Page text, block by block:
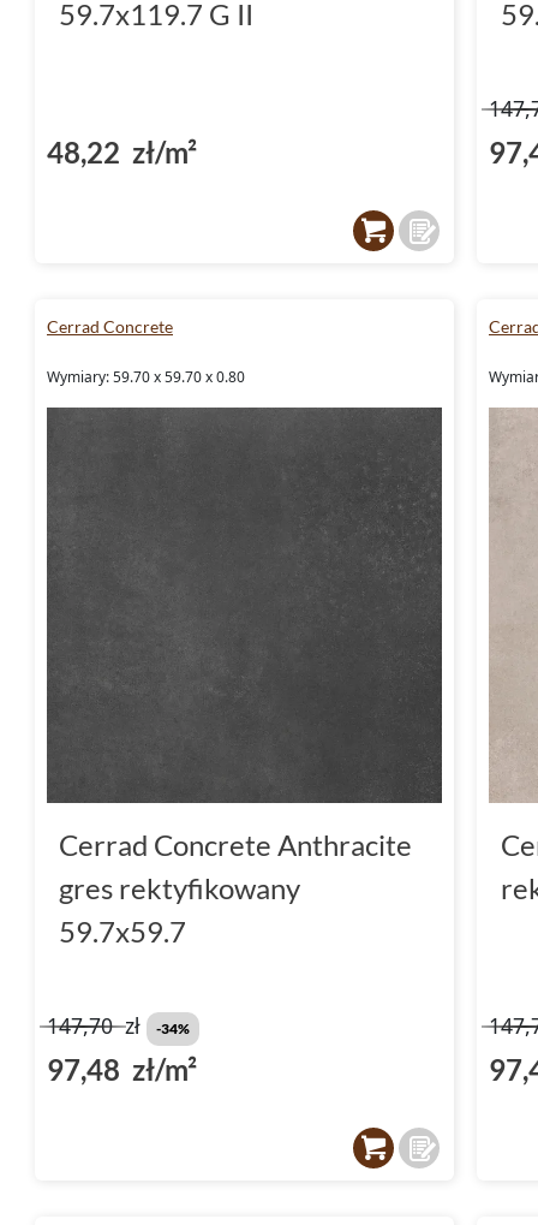
59.7x119.7 G II
48,22 zł/m²
Cerrad Concrete
Wymiary: 59.70 x 59.70 x 0.80
Cerrad Concrete Anthracite
gres rektyfikowany
59.7x59.7
147,70zł -34%
97,48 zł/m²